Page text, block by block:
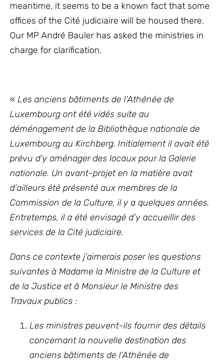
meantime, it seems to be a known fact that some
offices of the Cité judiciaire will be housed there.
Our MP André Bauler has asked the ministries in
charge for clarification.
« Les anciens bâtiments de l’Athénée de
Luxembourg ont été vidés suite au
déménagement de la Bibliothèque nationale de
Luxembourg au Kirchberg. Initialement il avait été
prévu d’y aménager des locaux pour la Galerie
nationale. Un avant-projet en la matière avait
d’ailleurs été présenté aux membres de la
Commission de la Culture, il y a quelques années.
Entretemps, il a été envisagé d’y accueillir des
services de la Cité judiciaire.
Dans ce contexte j’aimerais poser les questions
suivantes à Madame la Ministre de la Culture et
de la Justice et à Monsieur le Ministre des
Travaux publics :
Les ministres peuvent-ils fournir des détails
concernant la nouvelle destination des
anciens bâtiments de l’Athénée de